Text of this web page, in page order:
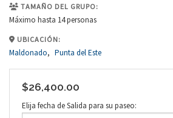
TAMAÑO DEL GRUPO:
Máximo hasta 14 personas
UBICACIÓN:
Maldonado, Punta del Este
$26,400.00
Elija fecha de Salida para su paseo: